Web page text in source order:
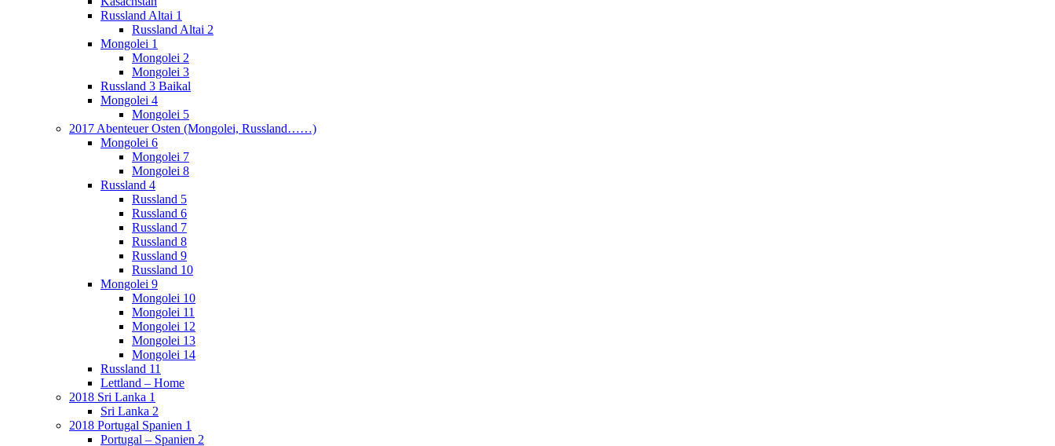
Russland Altai 1
Russland Altai 2
Mongolei 1
Mongolei 2
Mongolei 3
Russland 3 Baikal
Mongolei 4
Mongolei 5
2017 Abenteuer Osten (Mongolei, Russland……)
Mongolei 6
Mongolei 7
Mongolei 8
Russland 4
Russland 5
Russland 6
Russland 7
Russland 8
Russland 9
Russland 10
Mongolei 9
Mongolei 10
Mongolei 11
Mongolei 12
Mongolei 13
Mongolei 14
Russland 11
Lettland – Home
2018 Sri Lanka 1
Sri Lanka 2
2018 Portugal Spanien 1
Portugal – Spanien 2